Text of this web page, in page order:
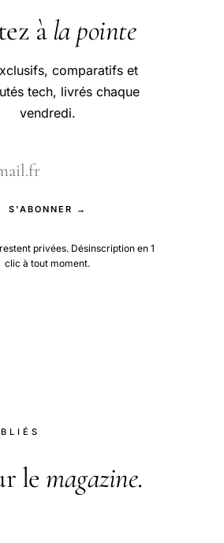
à la pointe
comparatifs et
tech, livrés chaque
vendredi.
S'ABONNER →
privées. Désinscription en 1
clic à tout moment.
le magazine.